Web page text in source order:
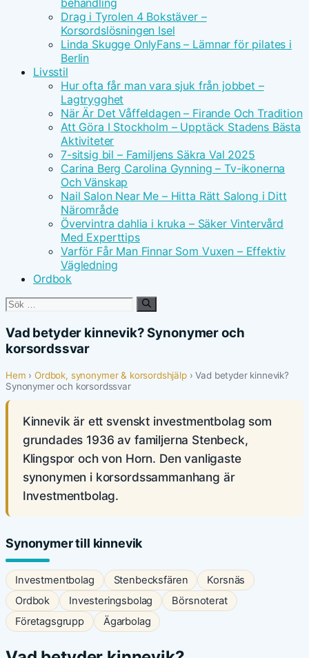
behandling
Drag i Tyrolen 4 Bokstäver –
Korsordslösningen Isel
Linda Skugge OnlyFans – Lämnar för pilates i
Berlin
Livsstil
Hur ofta får man vara sjuk från jobbet –
Lagtrygghet
När Är Det Våffeldagen – Firande Och Tradition
Att Göra I Stockholm – Upptäck Stadens Bästa
Aktiviteter
7-sitsig bil – Familjens Säkra Val 2025
Carina Berg Carolina Gynning – Tv-ikonerna
Och Vänskap
Nail Salon Near Me – Hitta Rätt Salong i Ditt
Närområde
Övervintra dahlia i kruka – Säker Vintervård
Med Experttips
Varför Får Man Finnar Som Vuxen – Effektiv
Vägledning
Ordbok
Sök
Vad betyder kinnevik? Synonymer och
korsordssvar
Hem ›Ordbok, synonymer & korsordshjälp› Vad betyder kinnevik?
Synonymer och korsordssvar
Kinnevik är ett svenskt investmentbolag som
grundades 1936 av familjerna Stenbeck,
Klingspor och von Horn. Den vanligaste
synonymen i korsordssammanhang är
Investmentbolag.
Synonymer till kinnevik
Investmentbolag Stenbecksfären
Korsnäs
Ordbok
Investeringsbolag
Börsnoterat
Företagsgrupp
Ägarbolag